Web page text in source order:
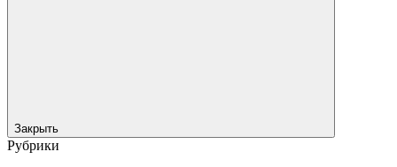
Закрыть
Рубрики